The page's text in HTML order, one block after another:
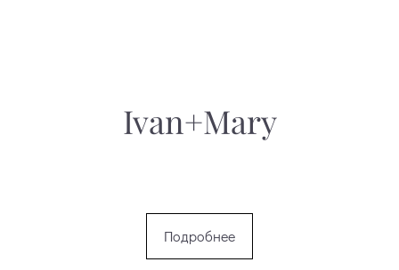
Ivan+Mary
Подробнее